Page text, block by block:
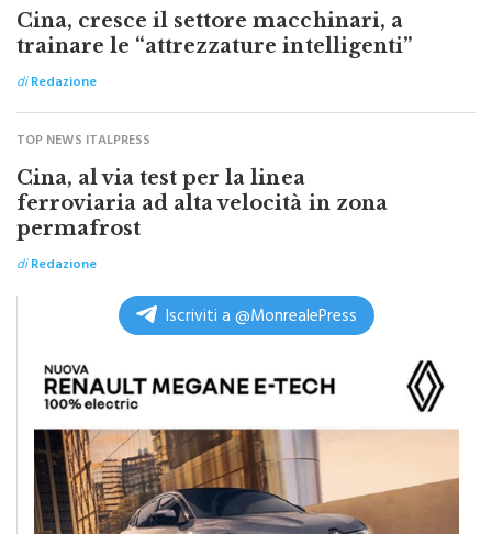
TOP NEWS ITALPRESS
Cina, cresce il settore macchinari, a
trainare le “attrezzature intelligenti”
diRedazione
TOP NEWS ITALPRESS
Cina, al via test per la linea
ferroviaria ad alta velocità in zona
permafrost
di